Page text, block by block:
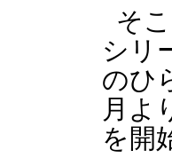
そ
シリ
のひ
月よ
を開